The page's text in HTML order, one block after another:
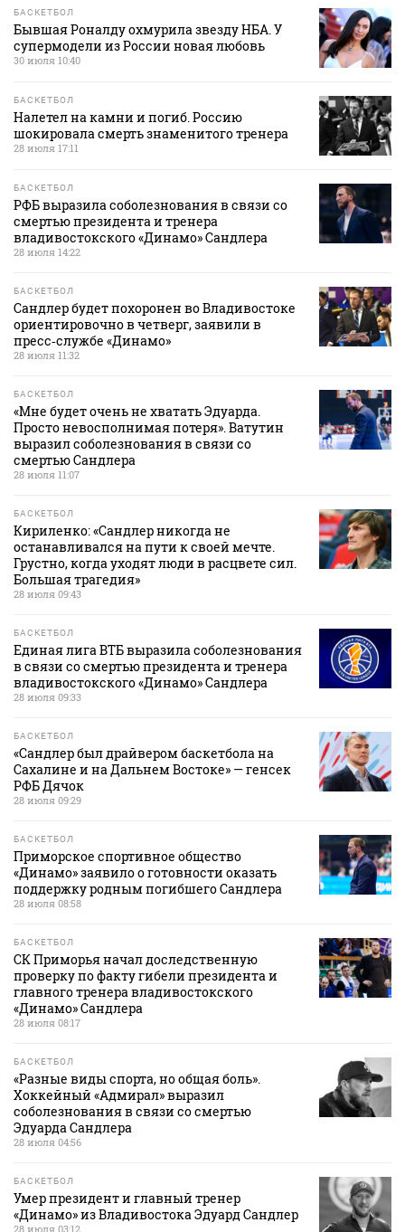
БАСКЕТБОЛ
Бывшая Роналду охмурила звезду НБА. У
супермодели из России новая любовь
30 июля 10:40
БАСКЕТБОЛ
Налетел на камни и погиб. Россию
шокировала смерть знаменитого тренера
28 июля 17:11
БАСКЕТБОЛ
РФБ выразила соболезнования в связи со
смертью президента и тренера
владивостокского «Динамо» Сандлера
28 июля 14:22
БАСКЕТБОЛ
Сандлер будет похоронен во Владивостоке
ориентировочно в четверг, заявили в
пресс‑службе «Динамо»
28 июля 11:32
БАСКЕТБОЛ
«Мне будет очень не хватать Эдуарда.
Просто невосполнимая потеря». Ватутин
выразил соболезнования в связи со
смертью Сандлера
28 июля 11:07
БАСКЕТБОЛ
Кириленко: «Сандлер никогда не
останавливался на пути к своей мечте.
Грустно, когда уходят люди в расцвете сил.
Большая трагедия»
28 июля 09:43
БАСКЕТБОЛ
Единая лига ВТБ выразила соболезнования
в связи со смертью президента и тренера
владивостокского «Динамо» Сандлера
28 июля 09:33
БАСКЕТБОЛ
«Сандлер был драйвером баскетбола на
Сахалине и на Дальнем Востоке» — генсек
РФБ Дячок
28 июля 09:29
БАСКЕТБОЛ
Приморское спортивное общество
«Динамо» заявило о готовности оказать
поддержку родным погибшего Сандлера
28 июля 08:58
БАСКЕТБОЛ
СК Приморья начал доследственную
проверку по факту гибели президента и
главного тренера владивостокского
«Динамо» Сандлера
28 июля 08:17
БАСКЕТБОЛ
«Разные виды спорта, но общая боль».
Хоккейный «Адмирал» выразил
соболезнования в связи со смертью
Эдуарда Сандлера
28 июля 04:56
БАСКЕТБОЛ
Умер президент и главный тренер
«Динамо» из Владивостока Эдуард Сандлер
28 июля 03:12